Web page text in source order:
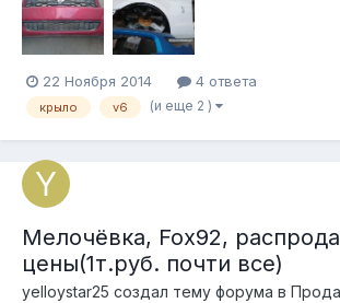
22 Ноября 2014 4 ответа
крыло v6 (и еще 2 )
Мелочёвка, Fox92,
цены(1т.руб. почти все)
yelloystar25 создал тему форума в